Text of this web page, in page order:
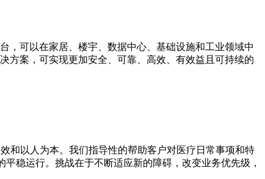
，可以在家居、楼宇、数据中心、基础设施和工业领域中
方案，可实现更加安全、可靠、高效、有效益且可持续的
和以人为本。我们指导性的帮助客户对医疗日常事项和特
稳运行。挑战在于不断适应新的障碍，改变业务优先级，